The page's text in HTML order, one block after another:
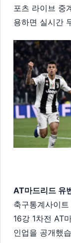
포츠 라이브 중
용하면 실시간
AT마드리드 유
축구통계사이
16강 1차전 AT
인업을 공개했